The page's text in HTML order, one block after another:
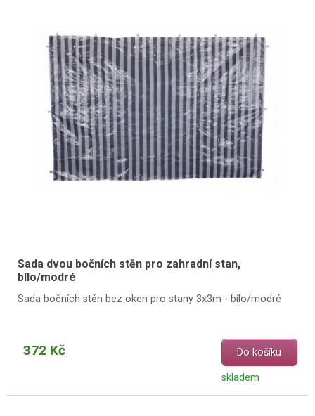
Sada dvou bočních stěn pro zahradní stan,
bílo/modré
Sada bočních stěn bez oken pro stany 3x3m - bílo/modré
372 Kč Do košíku
skladem